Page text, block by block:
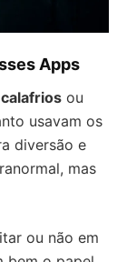
Apps
calafrios ou
usavam os
diversão e
mas
ou não em